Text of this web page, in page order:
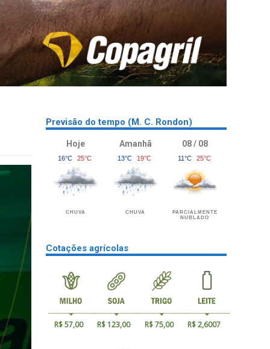
Previsão do tempo (M. C. Rondon)
Hoje
16°C 25°C
CHUVA
Amanhã
13°C 19°C
CHUVA
08 / 08
11°C 25°C
PARCIALMENTE
NUBLADO
Cotações agrícolas
R$ 57,00 R$ 123,00 R$ 75,00 R$ 2,6007